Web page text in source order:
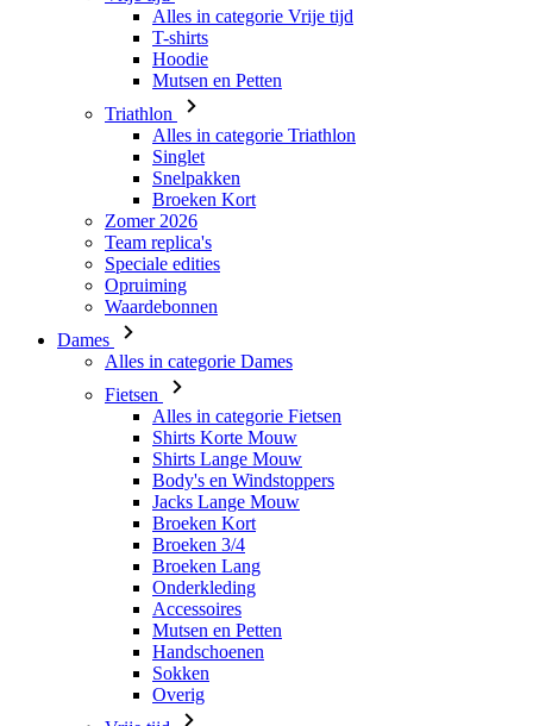
Triathlon
Alles in categorie Triathlon
Singlet
Snelpakken
Broeken Kort
Zomer 2026
Team replica's
Speciale edities
Opruiming
Waardebonnen
Dames
Alles in categorie Dames
Fietsen
Alles in categorie Fietsen
Shirts Lange Mouw
Body's en Windstoppers
Jacks Lange Mouw
Broeken Kort
Broeken 3/4
Broeken Lang
Onderkleding
Accessoires
Mutsen en Petten
Handschoenen
Sokken
Overig
Vrije tijd
Alles in categorie Vrije tijd
T-Shirts
Hoodie
Mutsen en Petten